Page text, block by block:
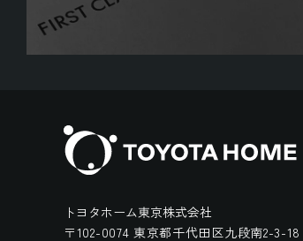
トヨタホーム東京株式会社
〒102-0074 東京都千代田区九段南2-3-18